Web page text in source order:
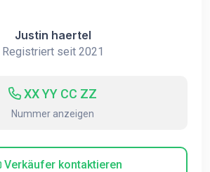
Justin haertel
Registriert seit 2021
XX YY CC ZZ
Nummer anzeigen
Verkäufer kontaktieren